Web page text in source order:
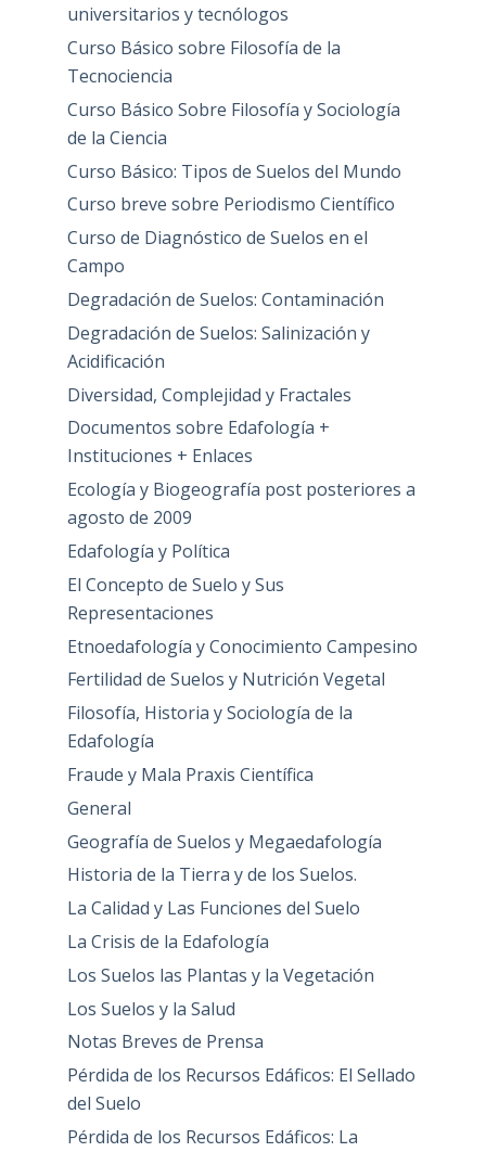
universitarios y tecnólogos
Curso Básico sobre Filosofía de la
Tecnociencia
Curso Básico Sobre Filosofía y Sociología
de la Ciencia
Curso Básico: Tipos de Suelos del Mundo
Curso breve sobre Periodismo Científico
Curso de Diagnóstico de Suelos en el
Campo
Degradación de Suelos: Contaminación
Degradación de Suelos: Salinización y
Acidificación
Diversidad, Complejidad y Fractales
Documentos sobre Edafología +
Instituciones + Enlaces
Ecología y Biogeografía post posteriores a
agosto de 2009
Edafología y Política
El Concepto de Suelo y Sus
Representaciones
Etnoedafología y Conocimiento Campesino
Fertilidad de Suelos y Nutrición Vegetal
Filosofía, Historia y Sociología de la
Edafología
Fraude y Mala Praxis Científica
General
Geografía de Suelos y Megaedafología
Historia de la Tierra y de los Suelos.
La Calidad y Las Funciones del Suelo
La Crisis de la Edafología
Los Suelos las Plantas y la Vegetación
Los Suelos y la Salud
Notas Breves de Prensa
Pérdida de los Recursos Edáficos: El Sellado
del Suelo
Pérdida de los Recursos Edáficos: La